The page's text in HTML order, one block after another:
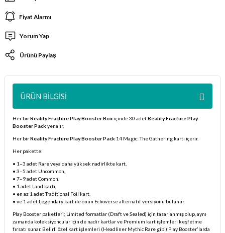
Kutuları
Paketleri
Fiyat Alarmı
Yorum Yap
Ürünü Paylaş
ÜRÜN BILGISI
Her birReality Fracture Play Booster Box içinde 30 adetReality Fracture Play
Booster Packyer alır.
Her birReality Fracture Play Booster Pack 14 Magic: The Gathering kartı içerir.
Her pakette:
• 1–3 adet Rare veya daha yüksek nadirlikte kart,
• 3–5 adet Uncommon,
• 7–9 adet Common,
• 1 adet Land kartı,
• en az 1 adet Traditional Foil kart,
• ve 1 adet Legendary kart ile onun Echoverse alternatif versiyonu bulunur.
Play Booster paketleri; Limited formatlar (Draft ve Sealed) için tasarlanmış olup, aynı
zamanda koleksiyoncular için de nadir kartlar ve Premium kart işlemleri keşfetme
fırsatı sunar. Belirli özel kart işlemleri (Headliner Mythic Rare gibi) Play Booster'larda